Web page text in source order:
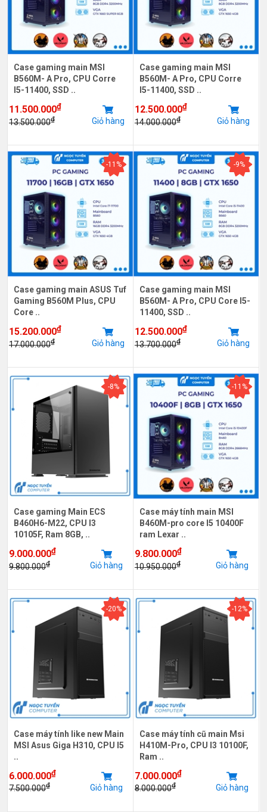
Case gaming main MSI
B560M- A Pro, CPU Corre
I5-11400, SSD ..
11.500.000₫
13.500.000₫ Giỏ hàng
Case gaming main MSI
B560M- A Pro, CPU Corre
I5-11400, SSD ..
12.500.000₫
14.000.000₫ Giỏ hàng
-11%
Case gaming main ASUS Tuf
Gaming B560M Plus, CPU
Core ..
15.200.000₫
17.000.000₫ Giỏ hàng
-9%
Case gaming main MSI
B560M- A Pro, CPU Core I5-
11400, SSD ..
12.500.000₫
13.700.000₫ Giỏ hàng
-8%
Case gaming Main ECS
B460H6-M22, CPU I3
10105F, Ram 8GB, ..
9.000.000₫
9.800.000₫ Giỏ hàng
-11%
Case máy tính main MSI
B460M-pro core I5 10400F
ram Lexar ..
9.800.000₫
10.950.000₫ Giỏ hàng
-20%
Case máy tính like new Main
MSI Asus Giga H310, CPU I5
..
6.000.000₫
7.500.000₫ Giỏ hàng
-12%
Case máy tính cũ main Msi
H410M-Pro, CPU I3 10100F,
Ram ..
7.000.000₫
8.000.000₫ Giỏ hàng